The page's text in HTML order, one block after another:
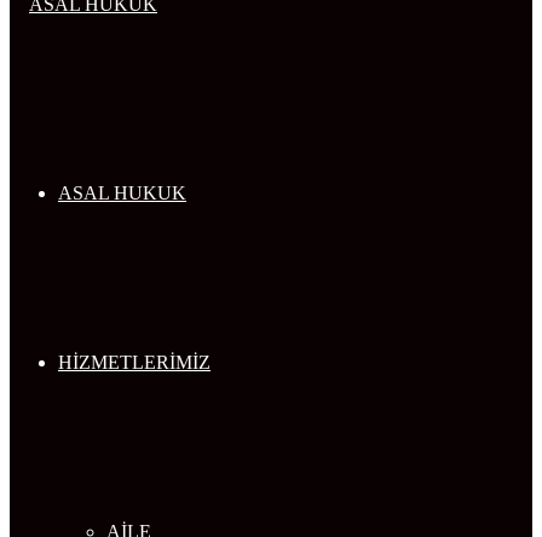
ASAL HUKUK
HİZMETLERİMİZ
AİLE